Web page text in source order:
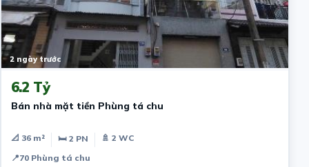
2 ngày trước
6.2 Tỷ
Bán nhà mặt tiền Phùng tá chu
📐 36 m² 🛏 2 PN
🚿 2 WC
📍70 Phùng tá chu